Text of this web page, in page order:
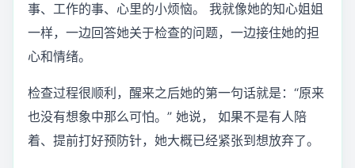
事、工作的事、心里的小烦恼。 我就像她的知心姐姐
一样，一边回答她关于检查的问题，一边接住她的担
心和情绪。
检查过程很顺利，醒来之后她的第一句话就是：“原来
也没有想象中那么可怕。” 她说， 如果不是有人陪
着、提前打好预防针，她大概已经紧张到想放弃了。